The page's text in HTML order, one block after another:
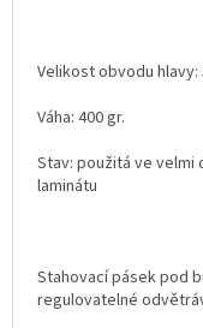
Velikost obvodu hlavy:
Váha: 400 gr.
Stav: použitá ve
laminátu
Stahovací pásek pod
regulovatelné